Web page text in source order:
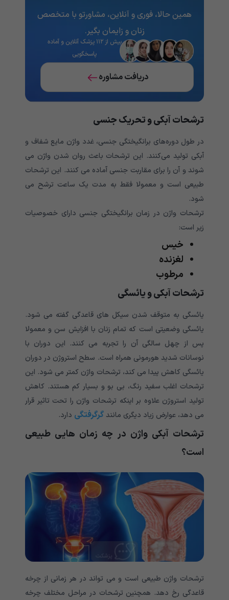
همین حالا، فوری و آنلاین، مشاورتو با متخصص
زنان و زایمان بگیر.
بیش از ۱۱۲ پزشک آنلاین و آماده
پاسخگویی
دریافت مشاوره
ترشحات آبکی و تحریک جنسی
در طول دوره‌های برانگیختگی جنسی، غدد واژن مایع شفاف و
آبکی تولید می‌کنند. این ترشحات باعث روان شدن واژن می
شوند و آن را برای مقاربت جنسی آماده می کنند. این ترشحات
طبیعی است و معمولا فقط به مدت یک ساعت ترشح می
شود.
ترشحات واژن در زمان برانگیختگی جنسی دارای خصوصیات
زیر است:
خیس
لغزنده
مرطوب
ترشحات آبکی و یائسگی
یائسگی به متوقف شدن سیکل های قاعدگی گفته می شود.
یائسگی وضعیتی است که تمام زنان با افزایش سن و معمولا
پس از چهل سالگی آن را تجربه می کنند. این دوران با
نوسانات شدید هورمونی همراه است. سطح استروژن در دوران
یائسگی کاهش پیدا می کند، ترشحات واژن کمتر می شود. این
ترشحات اغلب سفید رنگ، بی بو و بسیار کم هستند. کاهش
تولید استروژن علاوه بر اینکه ترشحات واژن را تحت تاثیر قرار
می دهد، عوارض زیاد دیگری مانندگرگرفتگی دارد.
ترشحات آبکی واژن در چه زمان هایی طبیعی
است؟
ترشحات واژن طبیعی است و می تواند در هر زمانی از چرخه
قاعدگی رخ دهد. همچنین ترشحات در مراحل مختلف چرخه